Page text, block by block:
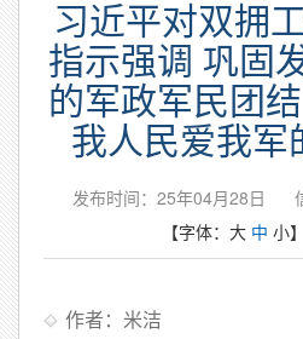
习近平对双拥
指示强调 巩固
的军政军民团
我人民爱我军
发布时间：25年04月28日
【字体： 大 中 小】
作者：米洁